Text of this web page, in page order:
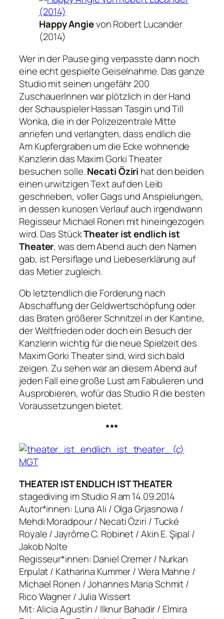
Happy Angievon Robert Lucander
(2014)
Wer in der Pause ging verpasste dann noch
eine echt gespielte Geiselnahme. Das ganze
Studio mit seinen ungefähr 200
ZuschauerInnen war plötzlich in der Hand
der Schauspieler Hassan Tasgin und Till
Wonka, die in der Polizeizentrale Mitte
anriefen und verlangten, dass endlich die
Am Kupfergraben um die Ecke wohnende
Kanzlerin das Maxim Gorki Theater
besuchen solle.Necati Öziri hat den beiden
einen urwitzigen Text auf den Leib
geschrieben, voller Gags und Anspielungen,
in dessen kuriosen Verlauf auch irgendwann
Regisseur Michael Ronen mit hineingezogen
wird. Das StückTheater ist endlich ist
Theater, was dem Abend auch den Namen
gab, ist Persiflage und Liebeserklärung auf
das Metier zugleich.
Ob letztendlich die Forderung nach
Abschaffung der Geldwertschöpfung oder
das Braten größerer Schnitzel in der Kantine,
der Weltfrieden oder doch ein Besuch der
Kanzlerin wichtig für die neue Spielzeit des
Maxim Gorki Theater sind, wird sich bald
zeigen. Zu sehen war an diesem Abend auf
jeden Fall eine große Lust am Fabulieren und
Ausprobieren, wofür das Studio Я die besten
Voraussetzungen bietet.
***
THEATER IST ENDLICH IST THEATER
stagediving im Studio Я am 14.09.2014
Autor*innen: Luna Ali / Olga Grjasnowa /
Mehdi Moradpour / Necati Öziri / Tucké
Royale / Jayrôme C. Robinet / Akin E. Şipal /
Jakob Nolte
Regisseur*innen: Daniel Cremer / Nurkan
Erpulat / Katharina Kummer / Wera Mahne /
Michael Ronen / Johannes Maria Schmit /
Rico Wagner / Julia Wissert
Mit: Alicia Agustín / Ilknur Bahadir / Elmira